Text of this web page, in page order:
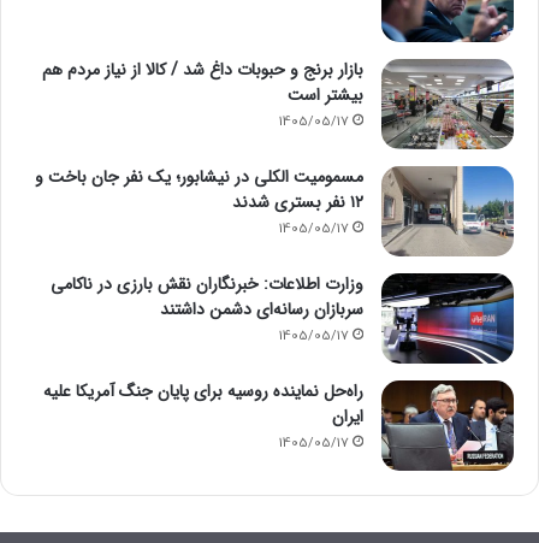
بازار برنج و حبوبات داغ شد / کالا از نیاز مردم هم
بیشتر است
1405/05/17
مسمومیت الکلی در نیشابور؛ یک نفر جان باخت و
۱۲ نفر بستری شدند
1405/05/17
وزارت اطلاعات: خبرنگاران نقش بارزی در ناکامی
سربازان رسانه‌ای دشمن داشتند
1405/05/17
راه‌حل نماینده روسیه برای پایان جنگ آمریکا علیه
ایران
1405/05/17